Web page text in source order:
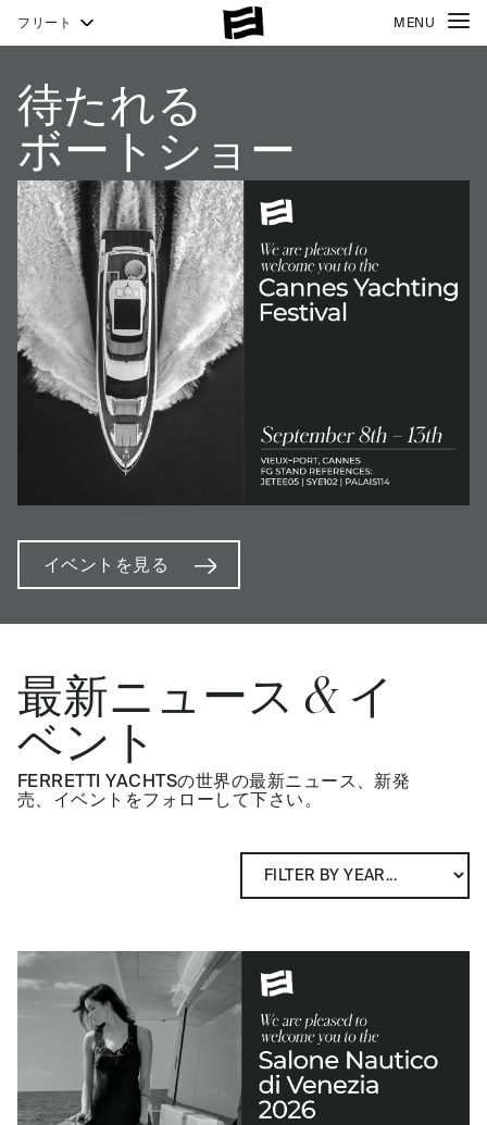
フリート MENU
待たれる
ボートショー
イベントを見る
最新ニュース & イ
ベント
FERRETTI YACHTSの世界の最新ニュース、新発
売、イベントをフォローして下さい。